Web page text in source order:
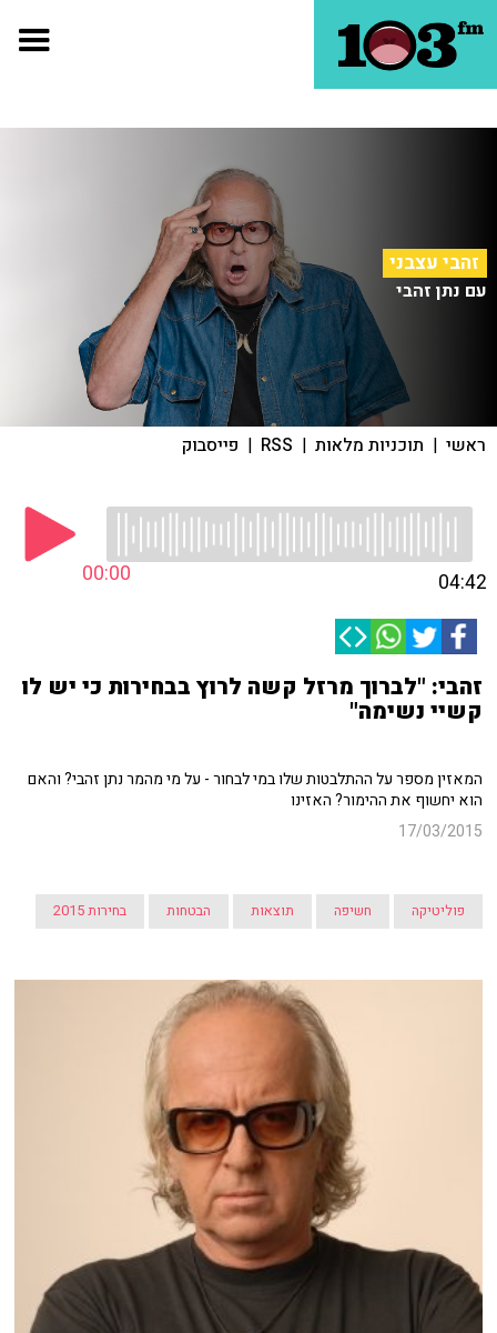
זהבי עצבני
עם נתן זהבי
ראשי | תוכניות מלאות |
RSS
| פייסבוק
00:00 04:42
זהבי: "לברוך מרזל קשה לרוץ בבחירות כי יש לו
קשיי נשימה"
המאזין מספר על ההתלבטות שלו במי לבחור - על מי מהמר נתן זהבי? והאם
הוא יחשוף את ההימור? האזינו
17/03/2015
פוליטיקה חשיפה תוצאות הבטחות בחירות 2015